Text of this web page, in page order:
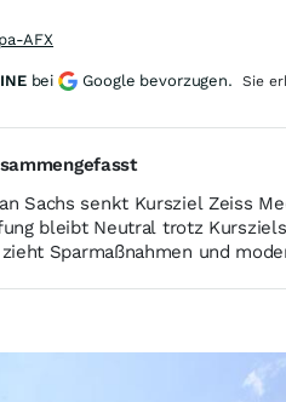
Sachs senkt Kursziel Zeiss
bleibt Neutral trotz
Sparmaßnahmen und
AFX
bei Google bevorzugen. Sie